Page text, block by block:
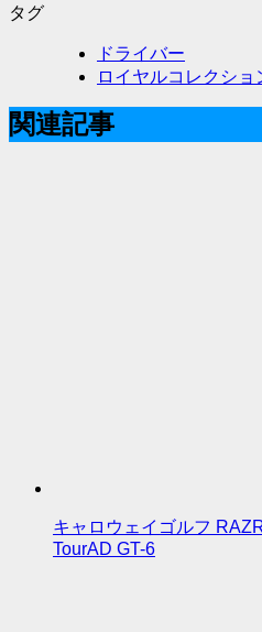
タグ
ドライバー
ロイヤルコレクショ
関連記事
キャロウェイゴルフ
TourAD GT-6